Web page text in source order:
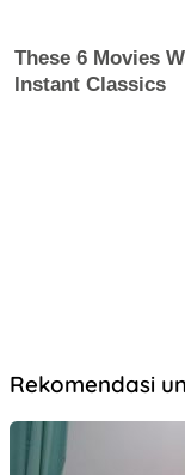
Rekomendasi